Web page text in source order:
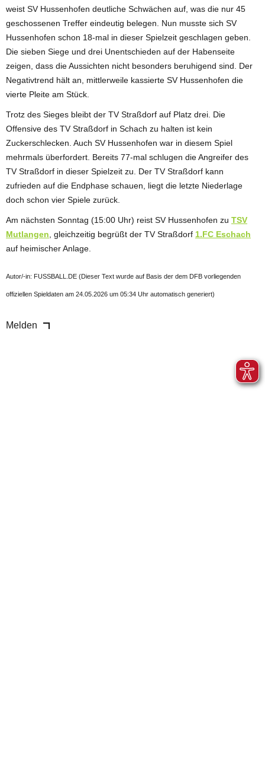
weist SV Hussenhofen deutliche Schwächen auf, was die nur 45
geschossenen Treffer eindeutig belegen. Nun musste sich SV
Hussenhofen schon 18-mal in dieser Spielzeit geschlagen geben.
Die sieben Siege und drei Unentschieden auf der Habenseite
zeigen, dass die Aussichten nicht besonders beruhigend sind. Der
Negativtrend hält an, mittlerweile kassierte SV Hussenhofen die
vierte Pleite am Stück.
Trotz des Sieges bleibt der TV Straßdorf auf Platz drei. Die
Offensive des TV Straßdorf in Schach zu halten ist kein
Zuckerschlecken. Auch SV Hussenhofen war in diesem Spiel
mehrmals überfordert. Bereits 77-mal schlugen die Angreifer des
TV Straßdorf in dieser Spielzeit zu. Der TV Straßdorf kann
zufrieden auf die Endphase schauen, liegt die letzte Niederlage
doch schon vier Spiele zurück.
Am nächsten Sonntag (15:00 Uhr) reist SV Hussenhofen zu TSV
Mutlangen , gleichzeitig begrüßt der TV Straßdorf 1.FC Eschach
auf heimischer Anlage.
Autor/-in: FUSSBALL.DE (Dieser Text wurde auf Basis der dem DFB vorliegenden
offiziellen Spieldaten am 24.05.2026 um 05:34 Uhr automatisch generiert)
Melden